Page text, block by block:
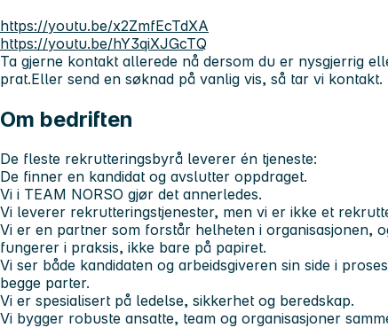
https://youtu.be/x2ZmfEcTdXA
https://youtu.be/hY3qiXJGcTQ
Ta gjerne kontakt allerede nå dersom du er nysgjerrig
prat.Eller send en søknad på vanlig vis, så tar vi kontakt.
Om bedriften
De fleste rekrutteringsbyrå leverer én tjeneste:
De finner en kandidat og avslutter oppdraget.
Vi i TEAM NORSO gjør det annerledes.
Vi leverer rekrutteringstjenester, men vi er ikke et
Vi er en partner som forstår helheten i organisasjonen,
fungerer i praksis, ikke bare på papiret.
Vi ser både kandidaten og arbeidsgiveren sin side i
begge parter.
Vi er spesialisert på ledelse, sikkerhet og beredskap.
Vi bygger robuste ansatte, team og organisasjoner